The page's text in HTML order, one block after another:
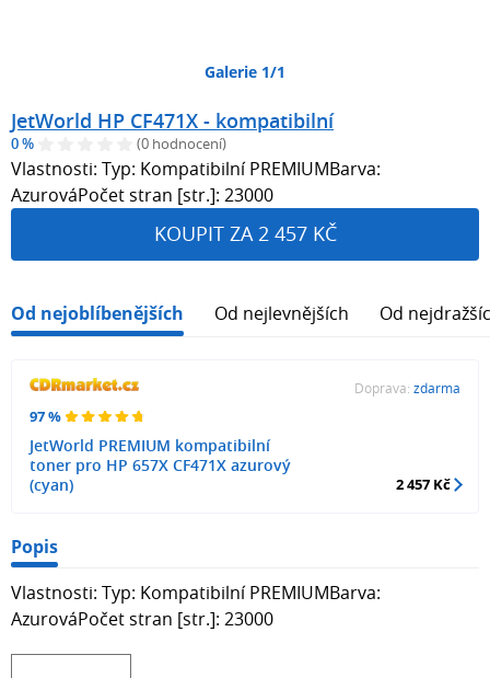
Galerie 1/1
JetWorld HP CF471X - kompatibilní
0 % (0 hodnocení)
Vlastnosti: Typ: Kompatibilní PREMIUMBarva:
AzurováPočet stran [str.]: 23000
KOUPIT ZA 2 457 KČ
Od nejoblíbenějších Od nejlevnějších Od
97 %
JetWorld PREMIUM kompatibilní
toner pro HP 657X CF471X azurový
(cyan)
Doprava: zdarma
2 457 Kč
Popis
Vlastnosti: Typ: Kompatibilní PREMIUMBarva:
AzurováPočet stran [str.]: 23000